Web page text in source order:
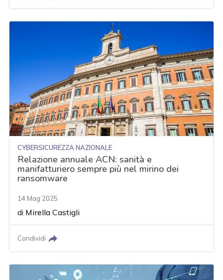
CYBERSICUREZZA NAZIONALE
Relazione annuale ACN: sanità e
manifatturiero sempre più nel mirino dei
ransomware
14 Mag 2025
di Mirella Castigli
Condividi